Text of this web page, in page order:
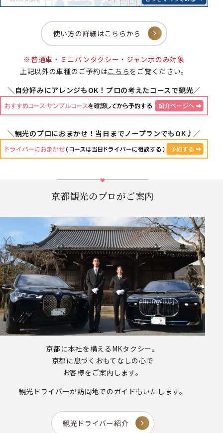
使い方の詳細はこちらから
※普通車・ミニバンタクシー・ジャンボのみ対象
上記以外の車種のご予約はこちらをご覧ください。
＼自分好みにアレンジもOK！プロの考えたコースで観光／
＼観光のプロにおまかせ！当日までノープランでもOK♪／
京都観光のプロがご案内
京都に本社を構えるMKタクシー。
京都に息づくおもてなしの心で
お客様をご案内します。
観光ドライバーが訪問地でのガイドもいたします。
観光ドライバー紹介